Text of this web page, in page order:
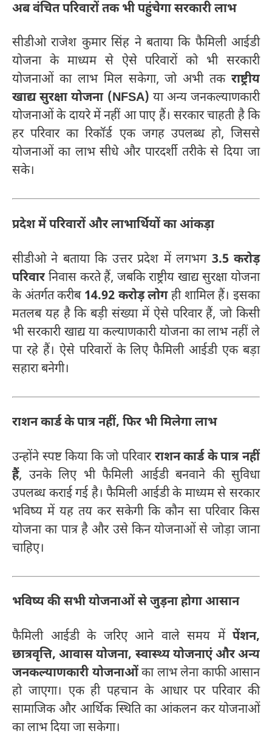
अब वंचित परिवारों तक भी पहुंचेगा सरकारी लाभ
सीडीओ राजेश कुमार सिंह ने बताया कि फैमिली आईडी
योजना के माध्यम से ऐसे परिवारों को भी सरकारी
योजनाओं का लाभ मिल सकेगा, जो अभी तक राष्ट्रीय
खाद्य सुरक्षा योजना (NFSA) या अन्य जनकल्याणकारी
योजनाओं के दायरे में नहीं आ पाए हैं। सरकार चाहती है कि
हर परिवार का रिकॉर्ड एक जगह उपलब्ध हो, जिससे
योजनाओं का लाभ सीधे और पारदर्शी तरीके से दिया जा
सके।
प्रदेश में परिवारों और लाभार्थियों का आंकड़ा
सीडीओ ने बताया कि उत्तर प्रदेश में लगभग 3.5 करोड़
परिवार निवास करते हैं, जबकि राष्ट्रीय खाद्य सुरक्षा योजना
के अंतर्गत करीब 14.92 करोड़ लोगही शामिल हैं। इसका
मतलब यह है कि बड़ी संख्या में ऐसे परिवार हैं, जो किसी
भी सरकारी खाद्य या कल्याणकारी योजना का लाभ नहीं ले
पा रहे हैं। ऐसे परिवारों के लिए फैमिली आईडी एक बड़ा
सहारा बनेगी।
राशन कार्ड के पात्र नहीं, फिर भी मिलेगा लाभ
उन्होंने स्पष्ट किया कि जो परिवारराशन कार्ड के पात्र नहीं
हैं, उनके लिए भी फैमिली आईडी बनवाने की सुविधा
उपलब्ध कराई गई है। फैमिली आईडी के माध्यम से सरकार
भविष्य में यह तय कर सकेगी कि कौन सा परिवार किस
योजना का पात्र है और उसे किन योजनाओं से जोड़ा जाना
चाहिए।
भविष्य की सभी योजनाओं से जुड़ना होगा आसान
फैमिली आईडी के जरिए आने वाले समय में पेंशन,
छात्रवृत्ति, आवास योजना, स्वास्थ्य योजनाएं और अन्य
जनकल्याणकारी योजनाओंका लाभ लेना काफी आसान
हो जाएगा। एक ही पहचान के आधार पर परिवार की
सामाजिक और आर्थिक स्थिति का आंकलन कर योजनाओं
का लाभ दिया जा सकेगा।